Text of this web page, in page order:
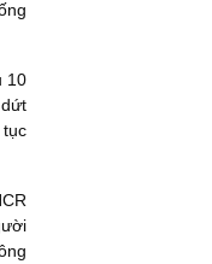
10